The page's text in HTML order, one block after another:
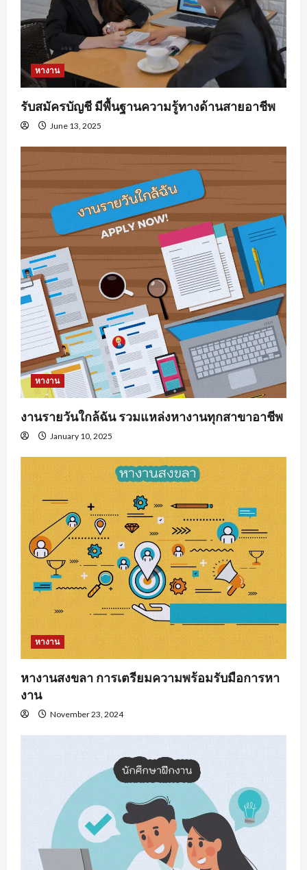
หางาน
รับสมัครบัญชี มีพื้นฐานความรู้ทางด้านสายอาชีพ
June 13, 2025
หางาน
งานรายวันใกล้ฉัน รวมแหล่งหางานทุกสาขาอาชีพ
January 10, 2025
หางาน
หางานสงขลา การเตรียมความพร้อมรับมือการหา
งาน
November 23, 2024